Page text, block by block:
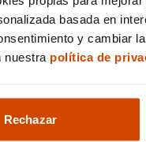
basada en
y cambiar
nuestra política de
Rechazar
pueden
de obtener
ofrece una
de segunda mano